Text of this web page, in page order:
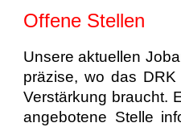
Offene Stellen
Unsere aktuellen
präzise, wo das
Verstärkung braucht.
angebotene Stelle